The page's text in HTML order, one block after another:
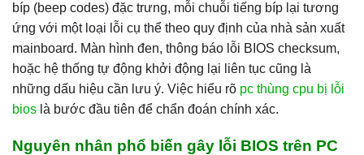
bíp (beep codes) đặc trưng, mỗi chuỗi tiếng bíp lại tương
ứng với một loại lỗi cụ thể theo quy định của nhà sản xuất
mainboard. Màn hình đen, thông báo lỗi BIOS checksum,
hoặc hệ thống tự động khởi động lại liên tục cũng là
những dấu hiệu cần lưu ý. Việc hiểu rõ pc thùng cpu bị lỗi
bios là bước đầu tiên để chẩn đoán chính xác.
Nguyên nhân phổ biến gây lỗi BIOS trên PC